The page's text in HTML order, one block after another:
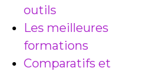
outils
Les meilleures
formations
Comparatifs et